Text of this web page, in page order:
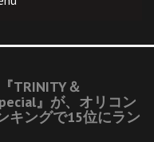
TRINITY＆
』が、オリコン
キングで15位にラン